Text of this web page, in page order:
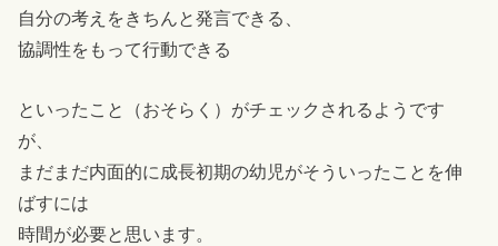
自分の考えをきちんと発言できる、
協調性をもって行動できる
といったこと（おそらく）がチェックされるようです
が、
まだまだ内面的に成長初期の幼児がそういったことを伸
ばすには
時間が必要と思います。